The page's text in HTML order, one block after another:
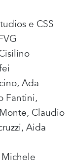
e CSS
Ada
Fantini,
Claudio
Aida
Michele